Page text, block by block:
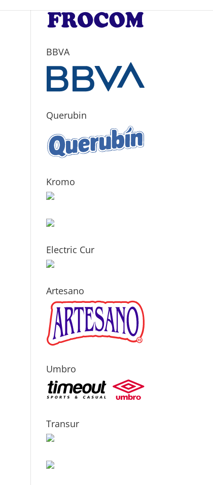
BBVA
Querubin
Kromo
Electric Cur
Artesano
Umbro
Transur